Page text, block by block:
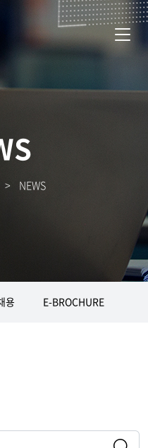
> NEWS
용 E-BROCHURE